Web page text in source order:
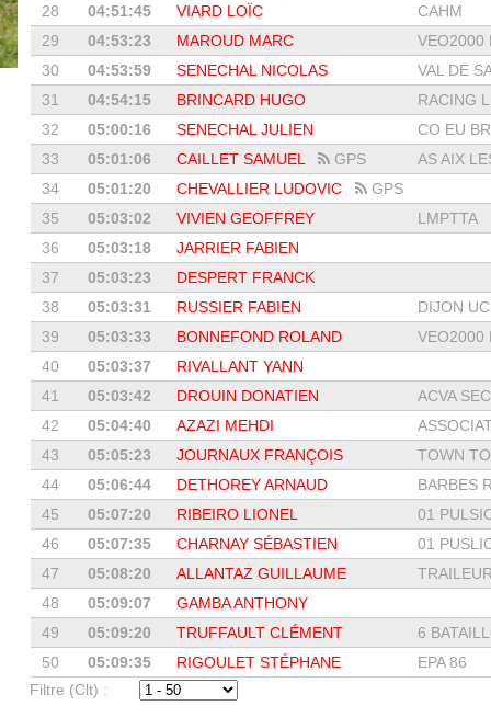
28
04:51:45 VIARD LOÏC
CAHM
29
04:53:23 MAROUD MARC
VEO2000
30
04:53:59 SENECHAL NICOLAS
VAL DE
31
04:54:15 BRINCARD HUGO
RACING
32
05:00:16 SENECHAL JULIEN
CO EU
33
05:01:06 CAILLET SAMUEL GPS
AS AIX
34
05:01:20 CHEVALLIER LUDOVIC
GPS
35
05:03:02 VIVIEN GEOFFREY
LMPTTA
36
05:03:18
JARRIER FABIEN
37
05:03:23
DESPERT FRANCK
38
05:03:31 RUSSIER FABIEN
DIJON UC
39
05:03:33 BONNEFOND ROLAND
VEO2000
40
05:03:37
RIVALLANT YANN
41
05:03:42 DROUIN DONATIEN
ACVA
42
05:04:40 AZAZI MEHDI
43
05:05:23 JOURNAUX FRANÇOIS
TOWN
44
05:06:44 DETHOREY ARNAUD
BARBES
45
05:07:20 RIBEIRO LIONEL
01
46
05:07:35 CHARNAY SÉBASTIEN
01
47
05:08:20 ALLANTAZ GUILLAUME
48
05:09:07
GAMBA ANTHONY
49
05:09:20 TRUFFAULT CLÉMENT
6
50
05:09:35 RIGOULET STÉPHANE
EPA 86
Filtre (Clt) :